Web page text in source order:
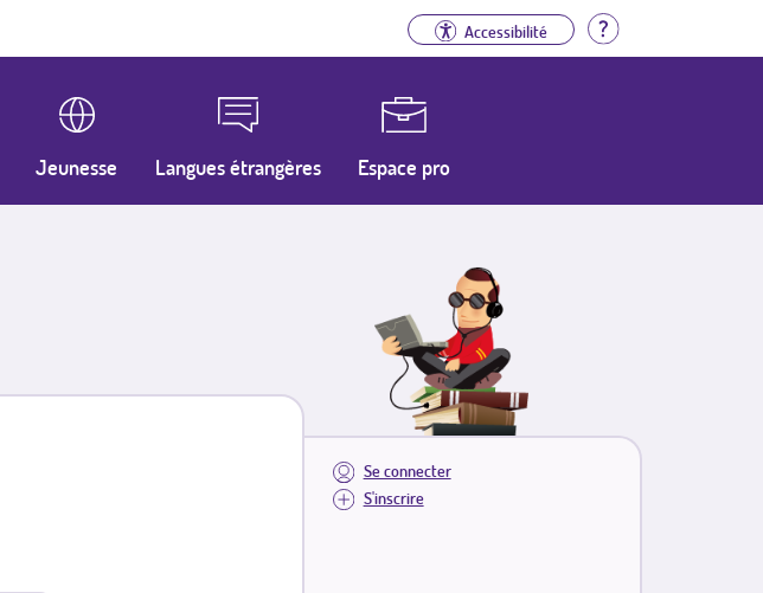
Accessibilité Aide
Jeunesse Langues étrangères Espace pro
Se connecter
S'inscrire